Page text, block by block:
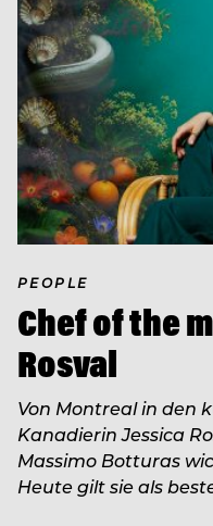
PEOPLE
Chef of the
Rosval
Von Montreal in den
Kanadierin Jessica
Massimo Botturas
Heute gilt sie als